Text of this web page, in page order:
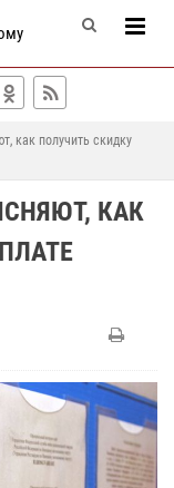
как получить скидку
КАК